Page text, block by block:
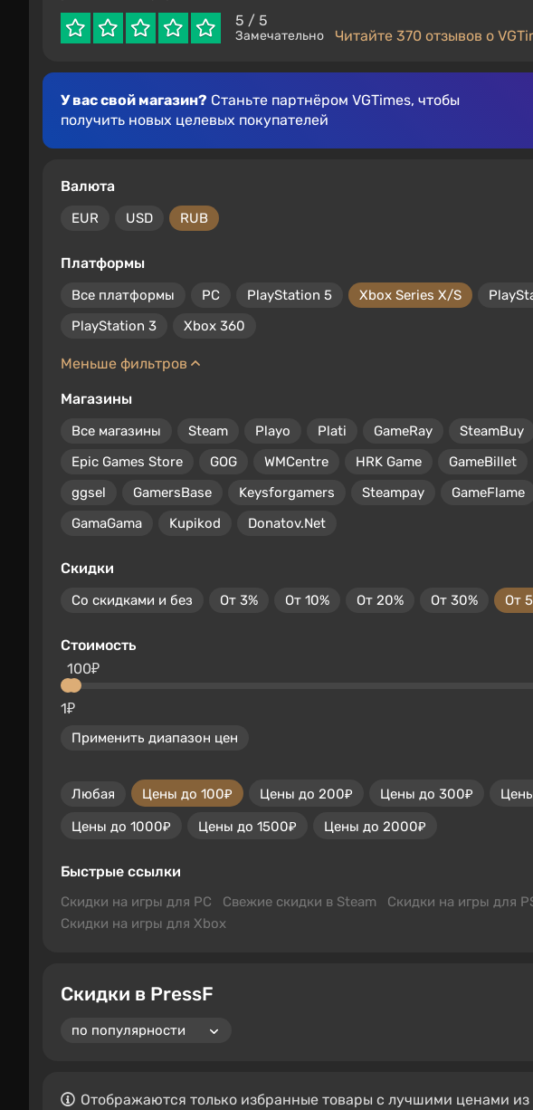
5 / 5
Замечательно Читайте 370 отзывов о
У вас свой магазин? Станьте партнёром VGTimes, чтобы
получить новых целевых покупателей
Валюта
EUR USD RUB
Платформы
Все платформы PC PlayStation 5 Xbox Series X/S
PlayStation 3
Xbox 360
Меньше фильтров
Магазины
Все магазины Steam Playo Plati GameRay SteamBuy
Epic Games Store
GOG WMCentre HRK Game GameBillet
ggsel
GamersBase Keysforgamers Steampay GameFlame
GamaGama
Kupikod Donatov.Net
Скидки
Со скидками и без От 3% От 10% От 20% От 30% От
Стоимость
1₽
100₽
Применить диапазон цен
Любая Цены до 100₽ Цены до 200₽ Цены до 300₽
Цены до 1000₽
Цены до 1500₽ Цены до 2000₽
Быстрые ссылки
Скидки на игры для PC Свежие скидки в Steam Скидки на игры для
Скидки на игры для Xbox
Скидки в PressF
Отображаются только избранные товары с лучшими ценами из